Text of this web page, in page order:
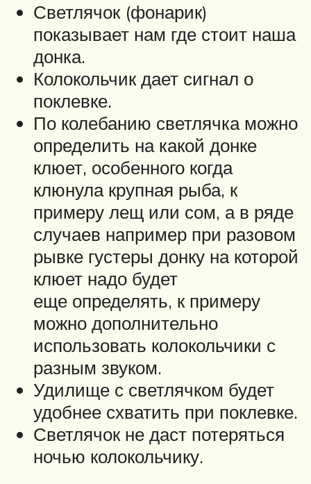
Светлячок (фонарик)
показывает нам где стоит наша
донка.
Колокольчик дает сигнал о
поклевке.
По колебанию светлячка можно
определить на какой донке
клюет, особенного когда
клюнула крупная рыба, к
примеру лещ или сом, а в ряде
случаев например при разовом
рывке густеры донку на которой
клюет надо будет
еще определять, к примеру
можно дополнительно
использовать колокольчики с
разным звуком.
Удилище с светлячком будет
удобнее схватить при поклевке.
Светлячок не даст потеряться
ночью колокольчику.